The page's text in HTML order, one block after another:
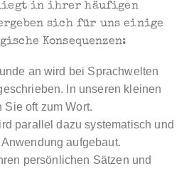
in ihrer häufigen
ergeben sich für uns einige
Konsequenzen:
an wird bei Sprachwelten
In unseren kleinen
Sie oft zum Wort.
parallel dazu systematisch und
aufgebaut.
persönlichen Sätzen und